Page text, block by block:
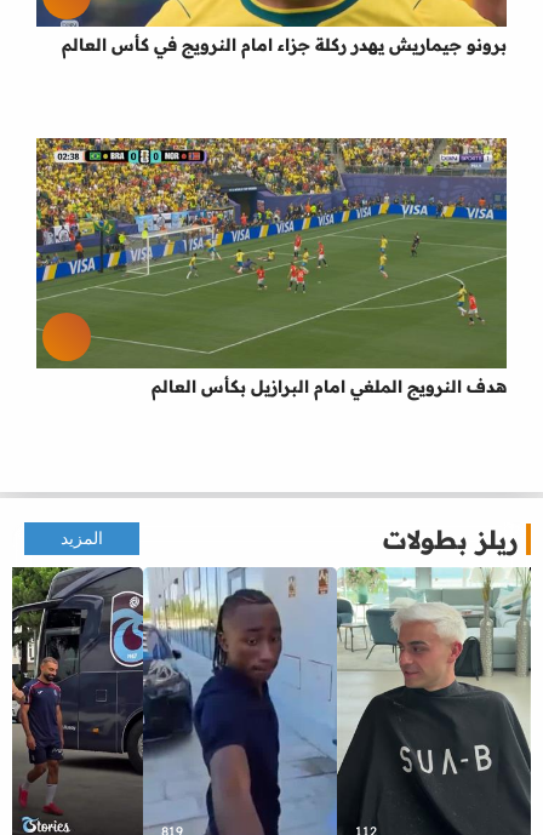
برونو جيماريش يهدر ركلة جزاء امام النرويج في كأس العالم
هدف النرويج الملغي امام البرازيل بكأس العالم
ريلز بطولات المزيد
112
819